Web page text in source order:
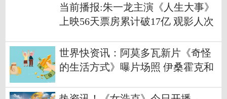
当前播报:朱一龙主演《人生大事》
上映56天票房累计破17亿 观影人次
世界快资讯：阿莫多瓦新片《奇怪
的生活方式》曝片场照 伊桑霍克和